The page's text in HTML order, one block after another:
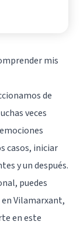
mis
de
veces
casos, iniciar
y un después.
puedes
Vilamarxant,
en este